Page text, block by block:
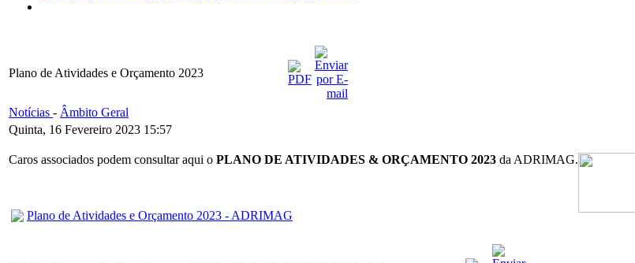
Plano de Atividades e Orçamento 2023
Notícias - Âmbito Geral
Quinta, 16 Fevereiro 2023 15:57
Caros associados podem consultar aqui o PLANO DE ATIVIDADES & ORÇAMENTO 2023 da ADRIMAG.
Plano de Atividades e Orçamento 2023 - ADRIMAG